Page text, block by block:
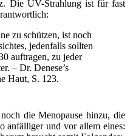
Die UV-Strahlung ist für fast
zu schützen, ist noch
jedenfalls sollten
auftragen, zu jeder
– Dr. Denese’s
Haut, S. 123.
die Menopause hinzu, die
anfälliger und vor allem eines: